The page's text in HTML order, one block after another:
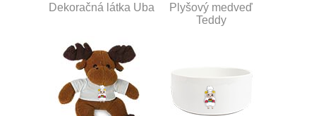
Dekoračná látka Uba
Plyšový medveď
Teddy